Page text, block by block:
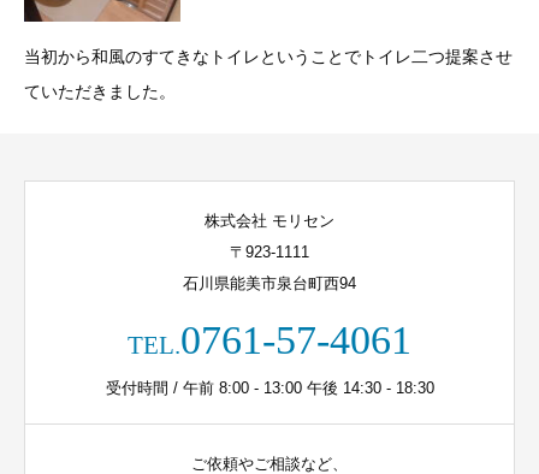
当初から和風のすてきなトイレということでトイレ二つ提案させ
ていただきました。
株式会社 モリセン
〒923-1111
石川県能美市泉台町西94
TEL.0761-57-4061
受付時間 / 午前 8:00 - 13:00 午後 14:30 - 18:30
ご依頼やご相談など、